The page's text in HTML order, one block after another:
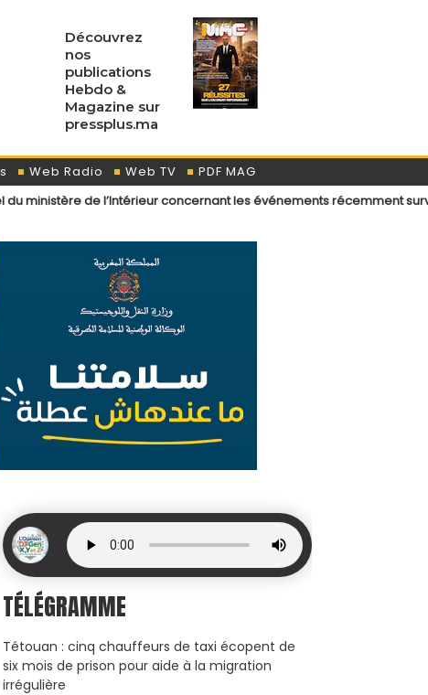
Découvrez
nos
publications
Hebdo &
Magazine sur
pressplus.ma
Web Radio Web TV
PDF MAG
concernant les événements récemment survenus aux
TÉLÉGRAMME
Tétouan : cinq chauffeurs de taxi écopent de
six mois de prison pour aide à la migration
irrégulière